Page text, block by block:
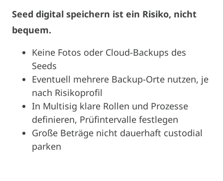
Seed digital speichern ist ein Risiko, nicht
bequem.
Keine Fotos oder Cloud-Backups des
Seeds
Eventuell mehrere Backup-Orte nutzen, je
nach Risikoprofil
In Multisig klare Rollen und Prozesse
definieren, Prüfintervalle festlegen
Große Beträge nicht dauerhaft custodial
parken